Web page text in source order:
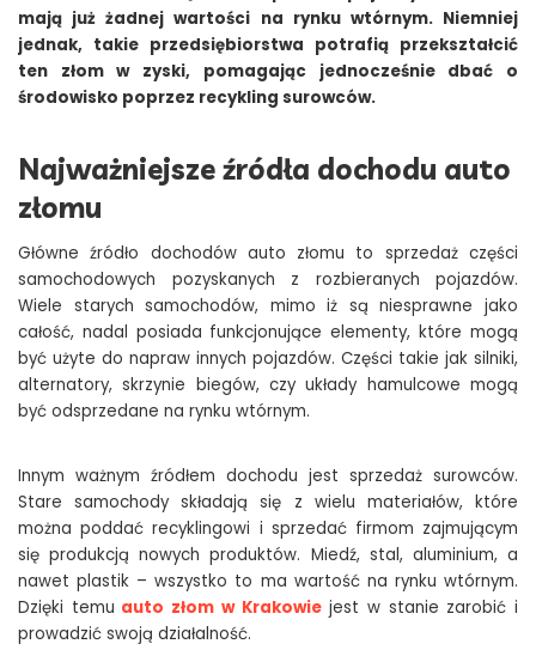
mają już żadnej wartości na rynku wtórnym. Niemniej
jednak, takie przedsiębiorstwa potrafią przekształcić
ten złom w zyski, pomagając jednocześnie dbać o
środowisko poprzez recykling surowców.
Najważniejsze źródła dochodu auto
złomu
Główne źródło dochodów auto złomu to sprzedaż części
samochodowych pozyskanych z rozbieranych pojazdów.
Wiele starych samochodów, mimo iż są niesprawne jako
całość, nadal posiada funkcjonujące elementy, które mogą
być użyte do napraw innych pojazdów. Części takie jak silniki,
alternatory, skrzynie biegów, czy układy hamulcowe mogą
być odsprzedane na rynku wtórnym.
Innym ważnym źródłem dochodu jest sprzedaż surowców.
Stare samochody składają się z wielu materiałów, które
można poddać recyklingowi i sprzedać firmom zajmującym
się produkcją nowych produktów. Miedź, stal, aluminium, a
nawet plastik – wszystko to ma wartość na rynku wtórnym.
Dzięki temu auto złom w Krakowiejest w stanie zarobić i
prowadzić swoją działalność.